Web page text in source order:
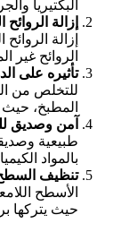
البكتيريا
إزالة الروائح
إزالة
الروائح غير
تأثيره على
للتخلص من
المطبخ، حيث
آمن وصديق
طبيعية
بالمواد
تنظيف السطح
الأسطح
حيث يتركها